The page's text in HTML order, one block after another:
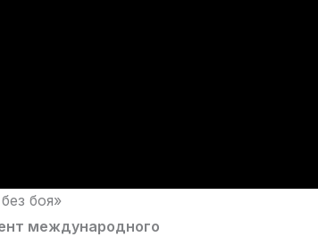
боя»
международного